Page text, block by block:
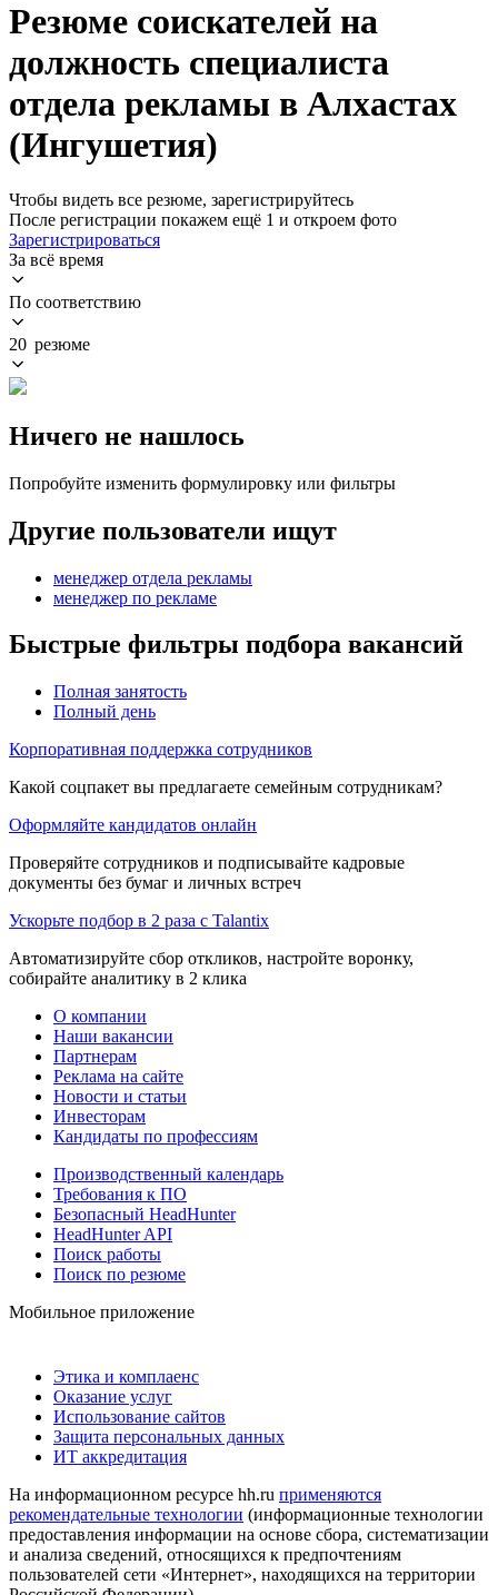
Резюме соискателей на
должность специалиста
отдела рекламы в Алхастах
(Ингушетия)
Чтобы видеть все резюме, зарегистрируйтесь
После регистрации покажем ещё 1 и откроем фото
Зарегистрироваться
За всё время
По соответствию
20 резюме
Ничего не нашлось
Попробуйте изменить формулировку или фильтры
Другие пользователи ищут
менеджер отдела рекламы
менеджер по рекламе
Быстрые фильтры подбора вакансий
Полная занятость
Полный день
Корпоративная поддержка сотрудников
Какой соцпакет вы предлагаете семейным сотрудникам?
Оформляйте кандидатов онлайн
Проверяйте сотрудников и подписывайте кадровые
документы без бумаг и личных встреч
Ускорьте подбор в 2 раза с Talantix
Автоматизируйте сбор откликов, настройте воронку,
собирайте аналитику в 2 клика
О компании
Наши вакансии
Партнерам
Реклама на сайте
Новости и статьи
Инвесторам
Кандидаты по профессиям
Производственный календарь
Требования к ПО
Безопасный HeadHunter
HeadHunter API
Поиск работы
Поиск по резюме
Мобильное приложение
Этика и комплаенс
Оказание услуг
Использование сайтов
Защита персональных данных
ИТ аккредитация
На информационном ресурсе hh.ru применяются
рекомендательные технологии (информационные технологии
предоставления информации на основе сбора, систематизации
и анализа сведений, относящихся к предпочтениям
пользователей сети «Интернет», находящихся на территории